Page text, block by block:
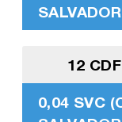
12
0,04 SVC